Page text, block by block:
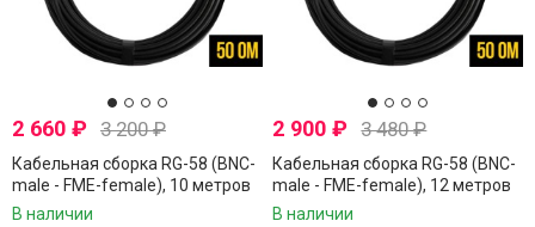
2 660 ₽ 3 200₽
Кабельная сборка RG-58 (BNC-
male - FME-female), 10 метров
В наличии
2 900₽ 3 480₽
Кабельная сборка RG-58 (BNC-
male - FME-female), 12 метров
В наличии